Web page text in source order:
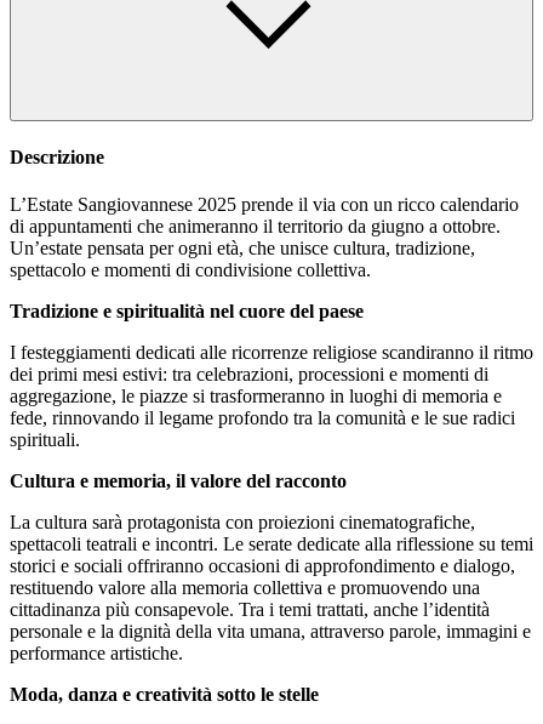
Descrizione
L’Estate Sangiovannese 2025 prende il via con un ricco calendario
di appuntamenti che animeranno il territorio da giugno a ottobre.
Un’estate pensata per ogni età, che unisce cultura, tradizione,
spettacolo e momenti di condivisione collettiva.
Tradizione e spiritualità nel cuore del paese
I festeggiamenti dedicati alle ricorrenze religiose scandiranno il ritmo
dei primi mesi estivi: tra celebrazioni, processioni e momenti di
aggregazione, le piazze si trasformeranno in luoghi di memoria e
fede, rinnovando il legame profondo tra la comunità e le sue radici
spirituali.
Cultura e memoria, il valore del racconto
La cultura sarà protagonista con proiezioni cinematografiche,
spettacoli teatrali e incontri. Le serate dedicate alla riflessione su temi
storici e sociali offriranno occasioni di approfondimento e dialogo,
restituendo valore alla memoria collettiva e promuovendo una
cittadinanza più consapevole. Tra i temi trattati, anche l’identità
personale e la dignità della vita umana, attraverso parole, immagini e
performance artistiche.
Moda, danza e creatività sotto le stelle